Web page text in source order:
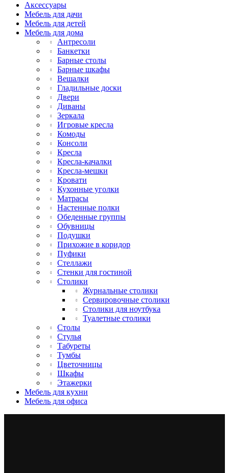
Аксессуары
Мебель для дачи
Мебель для детей
Мебель для дома
Антресоли
Банкетки
Барные столы
Барные шкафы
Вешалки
Гладильные доски
Двери
Диваны
Зеркала
Игровые кресла
Комоды
Консоли
Кресла
Кресла-качалки
Кресла-мешки
Кровати
Кухонные уголки
Матрасы
Настенные полки
Обеденные группы
Обувницы
Подушки
Прихожие в коридор
Пуфики
Стеллажи
Стенки для гостиной
Столики
Журнальные столики
Сервировочные столики
Столики для ноутбука
Туалетные столики
Столы
Стулья
Табуреты
Тумбы
Цветочницы
Шкафы
Этажерки
Мебель для кухни
Мебель для офиса